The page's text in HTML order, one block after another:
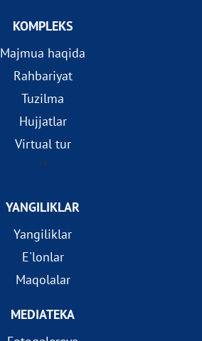
KOMPLEKS
Majmua haqida
Rahbariyat
Tuzilma
Hujjatlar
Virtual tur
?>
YANGILIKLAR
Yangiliklar
E'lonlar
Maqolalar
MEDIATEKA